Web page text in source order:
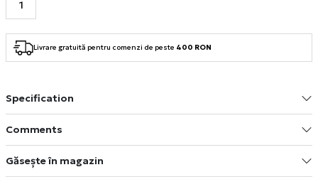
Livrare gratuită pentru comenzi de peste 400 RON
Specification
Comments
Găsește în magazin